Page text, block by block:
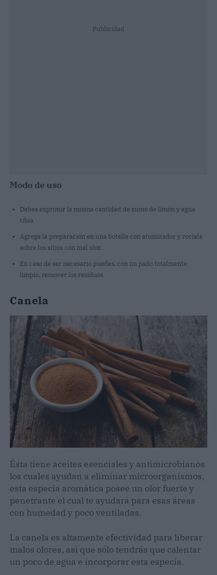
Publicidad
Modo de uso
Debes exprimir la misma cantidad de zumo de limón y agua
tibia
Agrega la preparación en una botella con atomizador y rocíala
sobre los sitios con mal olor.
En caso de ser necesario puedes, con un paño totalmente
limpio, remover los residuos
Canela
Ésta tiene aceites esenciales y antimicrobianos
los cuales ayudan a eliminar microorganismos,
esta especia aromática posee un olor fuerte y
penetrante el cual te ayudará para esas áreas
con humedad y poco ventiladas.
La canela es altamente efectividad para liberar
malos olores, así que sólo tendrás que calentar
un poco de agua e incorporar esta especia.